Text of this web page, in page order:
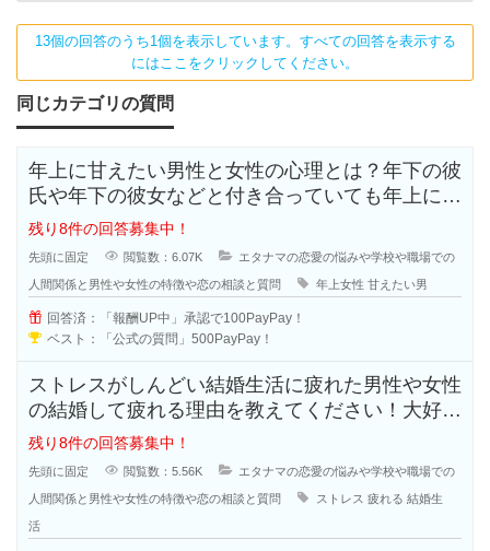
13個の回答のうち1個を表示しています。すべての回答を表示する
にはここをクリックしてください。
同じカテゴリの質問
年上に甘えたい男性と女性の心理とは？年下の彼
氏や年下の彼女などと付き合っていても年上に甘
えたいと思う人も多いのではないで
残り8件の回答募集中！
先頭に固定 閲覧数：6.07K エタナマの恋愛の悩みや学校や職場での
人間関係と男性や女性の特徴や恋の相談と質問 年上女性 甘えたい男
回答済：「報酬UP中」承認で100PayPay！
ベスト：「公式の質問」500PayPay！
ストレスがしんどい結婚生活に疲れた男性や女性
の結婚して疲れる理由を教えてください！大好き
で結婚したはずなのに結婚生活はお
残り8件の回答募集中！
先頭に固定 閲覧数：5.56K エタナマの恋愛の悩みや学校や職場での
人間関係と男性や女性の特徴や恋の相談と質問 ストレス 疲れる 結婚生
活